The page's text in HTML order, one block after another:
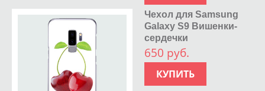
Чехол для Samsung
Galaxy S9 Вишенки-
сердечки
650 руб.
КУПИТЬ